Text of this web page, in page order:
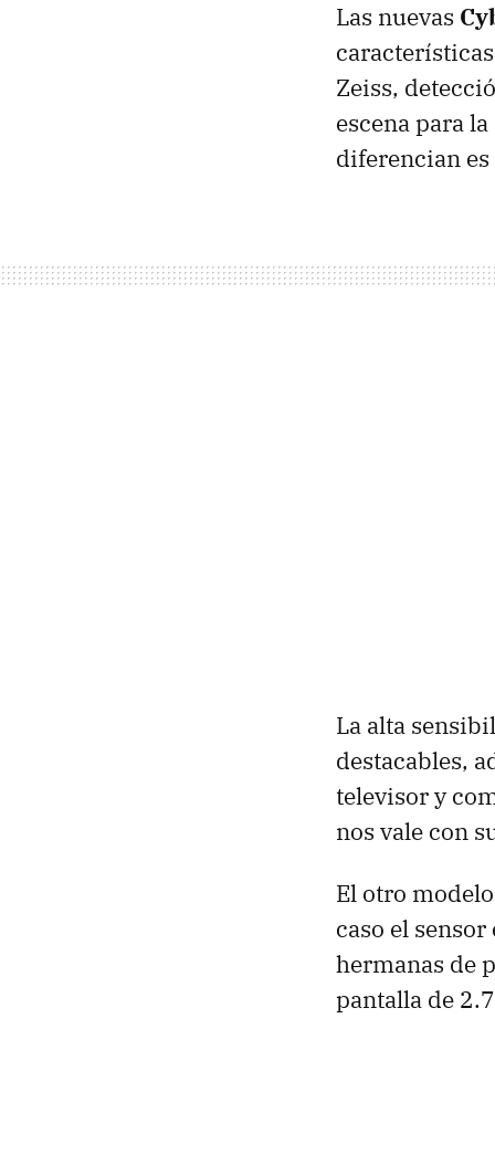
Las nuevas
Zeiss,
escena para
diferencian es
La alta
destacables,
televisor y
nos vale con
El otro
caso el
hermanas de
pantalla de